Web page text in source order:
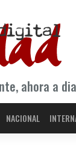
ahora a
NACIONAL